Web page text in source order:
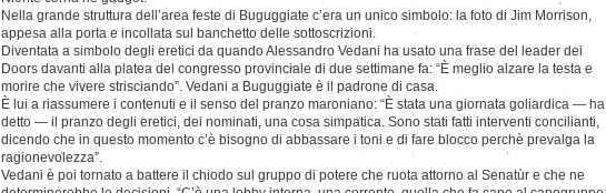
Nella grande struttura dell’area feste di Buguggiate c’era un unico simbolo: la foto di Jim Morrison,
appesa alla porta e incollata sul banchetto delle sottoscrizioni.
Diventata a simbolo degli eretici da quando Alessandro Vedani ha usato una frase del leader dei
Doors davanti alla platea del congresso provinciale di due settimane fa: “È meglio alzare la testa e
morire che vivere strisciando”. Vedani a Buguggiate è il padrone di casa.
È lui a riassumere i contenuti e il senso del pranzo maroniano: “È stata una giornata goliardica — ha
detto — il pranzo degli eretici, dei nominati, una cosa simpatica. Sono stati fatti interventi concilianti,
dicendo che in questo momento c’è bisogno di abbassare i toni e di fare blocco perchè prevalga la
ragionevolezza”.
Vedani è poi tornato a battere il chiodo sul gruppo di potere che ruota attorno al Senatùr e che ne